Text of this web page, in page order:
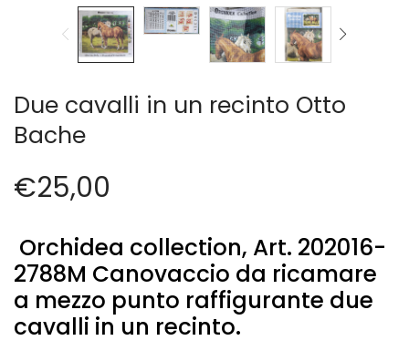
Cerniere lampo / Zip/Fibbie (27)
Elastici (10)
filati cucirini e affini (9)
Fodere (5)
Guanti (1)
Minuterie (58)
Pizzi (11)
Prodotti per la sartoria (34)
Ricamo (119)
Quadri Mezzo Punto (92)
Canovacci Completi di Filati e Ago (24)
Due cavalli in un recinto Otto
Bache
€25,00
Orchidea collection, Art. 202016-
2788M Canovaccio da ricamare
a mezzo punto raffigurante due
cavalli in un recinto.